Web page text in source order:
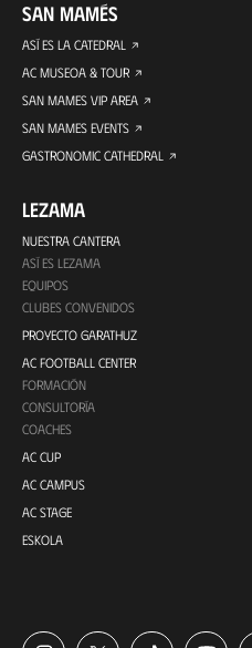
SAN MAMÉS
ASÍ ES LA CATEDRAL
AC MUSEOA & TOUR
SAN MAMES VIP AREA
SAN MAMES EVENTS
GASTRONOMIC CATHEDRAL
LEZAMA
NUESTRA CANTERA
ASÍ ES LEZAMA
EQUIPOS
CLUBES CONVENIDOS
PROYECTO GARATHUZ
AC FOOTBALL CENTER
FORMACIÓN
CONSULTORÍA
COACHES
AC CUP
AC CAMPUS
AC STAGE
ESKOLA